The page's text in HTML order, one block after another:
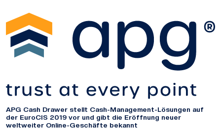
APG Cash Drawer stellt Cash-Management-Lösungen auf
der EuroCIS 2019 vor und gibt die Eröffnung neuer
weltweiter Online-Geschäfte bekannt